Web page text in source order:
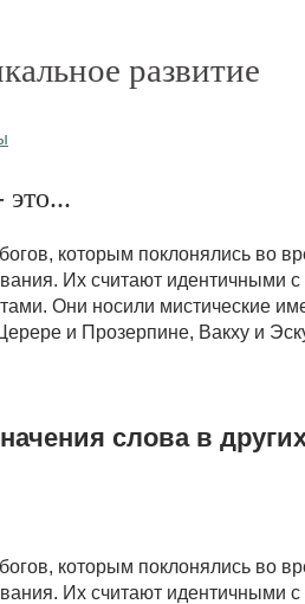
развитие
которым поклонялись во
Их считают идентичными
Они носили мистические
и Прозерпине, Вакху и
слова в
которым поклонялись во
Их считают идентичными